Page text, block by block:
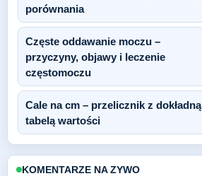
porównania
Częste oddawanie moczu –
przyczyny, objawy i leczenie
częstomoczu
Cale na cm – przelicznik z dokładną
tabelą wartości
KOMENTARZE NA ZYWO